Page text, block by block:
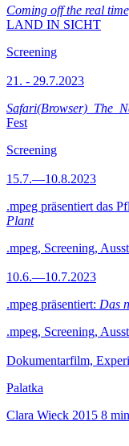
Coming off the real
LAND IN SICHT
Screening
21. - 29.7.2023
Fest
Screening
15.7.—10.8.2023
.mpeg präsentiert das
Plant
.mpeg, Screening,
10.6.—10.7.2023
.mpeg präsentiert: Das
.mpeg, Screening,
Dokumentarfilm,
Palatka
Clara Wieck 2015 8 min